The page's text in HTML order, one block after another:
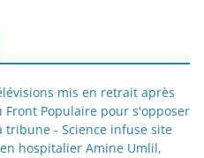
mis en retrait après
Populaire pour s'opposer
tribune - Science infuse site
hospitalier Amine Umlil,